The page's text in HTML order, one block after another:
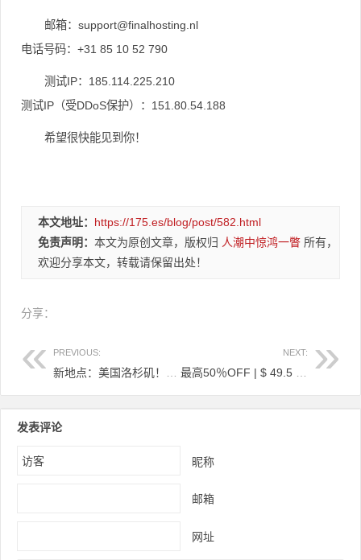
邮箱： support@finalhosting.nl
电话号码：+31 85 10 52 790
测试IP：185.114.225.210
测试IP（受DDoS保护）：151.80.54.188
希望很快能见到你！
本文地址： https://175.es/blog/post/582.html
免责声明： 本文为原创文章，版权归 人潮中惊鸿一瞥 所有，
欢迎分享本文，转载请保留出处！
分享：
PREVIOUS: NEXT:
发表评论
昵称
邮箱
网址